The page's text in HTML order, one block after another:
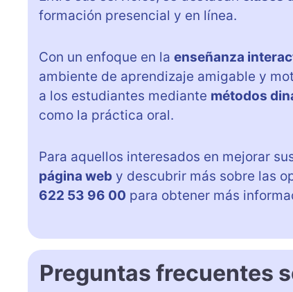
formación presencial y en línea.
Con un enfoque en la enseñanza
ambiente de aprendizaje amigable y
a los estudiantes mediante métodos
como la práctica oral.
Para aquellos interesados en mejorar
página web y descubrir más sobre las
622 53 96 00 para obtener más
Preguntas frecuentes